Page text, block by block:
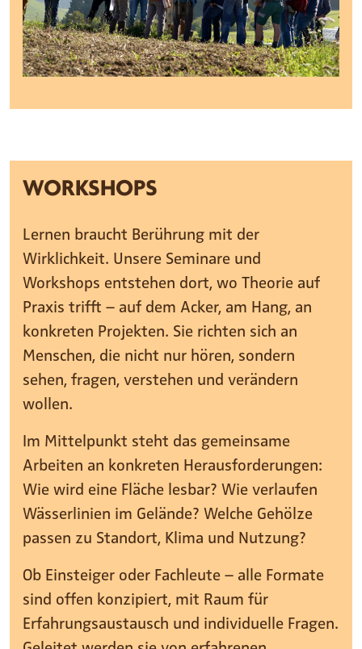
WORKSHOPS
Lernen braucht Berührung mit der
Wirklichkeit. Unsere Seminare und
Workshops entstehen dort, wo Theorie auf
Praxis trifft – auf dem Acker, am Hang, an
konkreten Projekten. Sie richten sich an
Menschen, die nicht nur hören, sondern
sehen, fragen, verstehen und verändern
wollen.
Im Mittelpunkt steht das gemeinsame
Arbeiten an konkreten Herausforderungen:
Wie wird eine Fläche lesbar? Wie verlaufen
Wässerlinien im Gelände? Welche Gehölze
passen zu Standort, Klima und Nutzung?
Ob Einsteiger oder Fachleute – alle Formate
sind offen konzipiert, mit Raum für
Erfahrungsaustausch und individuelle Fragen.